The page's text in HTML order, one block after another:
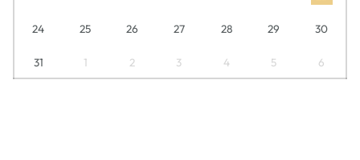
24 25 26 27 28 29 30
31 1 2 3 4 5 6